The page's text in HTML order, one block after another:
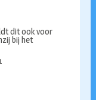
dit ook voor
bij het